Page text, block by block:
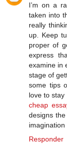
I’m on a
taken into
really
up. Keep
proper of
express
examine in
stage of
some tips
love to
cheap
designs
Responder